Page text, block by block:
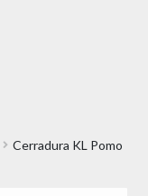
Cerradura KL Pomo